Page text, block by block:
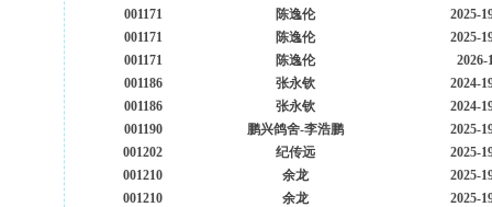
001171
陈逸伦
2025-
001171
陈逸伦
2025-
001171
陈逸伦
2026-
001186
张永钦
2024-
001186
张永钦
2024-
001190
鹏兴鸽舍-李浩鹏
2025-
001202
纪传远
2025-
001210
余龙
2025-
001210
余龙
2025-